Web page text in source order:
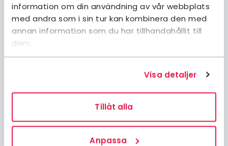
information om din användning av vår webbplats
med andra som i sin tur kan kombinera den med
annan information som du har tillhandahållit till
dem.
Visa detaljer
Tillåt alla
Anpassa
Bli medlem
Logga in på Mina sidor
Logga in på Min bokning
Kontakta oss
Boka boende
Gå med i en lokalavdelning
Engagera dig